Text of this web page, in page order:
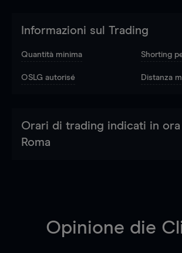
Informazioni sul Trading
Quantità minima Shorting
OSLG autorisé Distanza
Orari di trading indicati in
Roma
Opinione die